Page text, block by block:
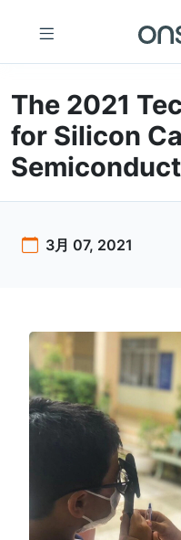
The 2021
for Silicon
3月 07, 2021